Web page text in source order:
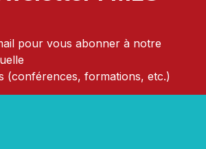
pour vous abonner à notre
(conférences, formations, etc.)